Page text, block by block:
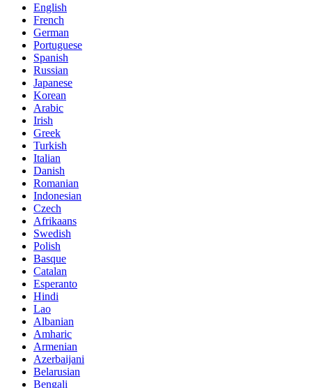
English
French
German
Portuguese
Spanish
Russian
Japanese
Korean
Arabic
Irish
Greek
Turkish
Italian
Danish
Romanian
Indonesian
Czech
Afrikaans
Swedish
Polish
Basque
Catalan
Esperanto
Hindi
Lao
Albanian
Amharic
Armenian
Azerbaijani
Belarusian
Bengali